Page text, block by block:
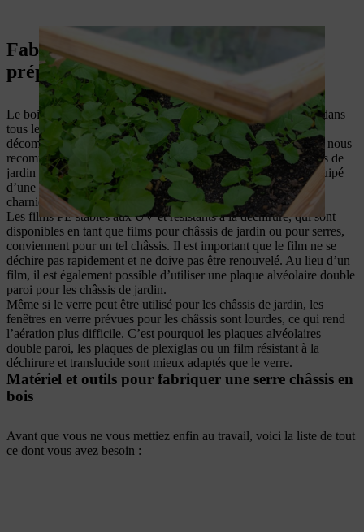
Fabriquer un châssis de jardin :
préparation
Le bois destiné au châssis de jardin que vous construisez doit dans
tous les cas être résistant aux intempéries et ne doit pas se
décomposer rapidement, même au contact du sol. À cet égard, nous
recommandons le bois de Douglas ou de mélèze. Notre châssis de
jardin à construire soi-même mesure 150 cm x 70 cm et est équipé
d’une fenêtre en plaque alvéolaire double paroi fixée par des
charnières au-dessus de la serre châssis de jardin.
Les films PE stables aux UV et résistants à la déchirure, qui sont
disponibles en tant que films pour châssis de jardin ou pour serres,
conviennent pour un tel châssis. Il est important que le film ne se
déchire pas rapidement et ne doive pas être renouvelé. Au lieu d’un
film, il est également possible d’utiliser une plaque alvéolaire double
paroi pour les châssis de jardin.
Même si le verre peut être utilisé pour les châssis de jardin, les
fenêtres en verre prévues pour les châssis sont lourdes, ce qui rend
l’aération plus difficile. C’est pourquoi les plaques alvéolaires
double paroi, les plaques de plexiglas ou un film résistant à la
déchirure et translucide sont mieux adaptés que le verre.
Matériel et outils pour fabriquer une serre châssis en
bois
Avant que vous ne vous mettiez enfin au travail, voici la liste de tout
ce dont vous avez besoin :